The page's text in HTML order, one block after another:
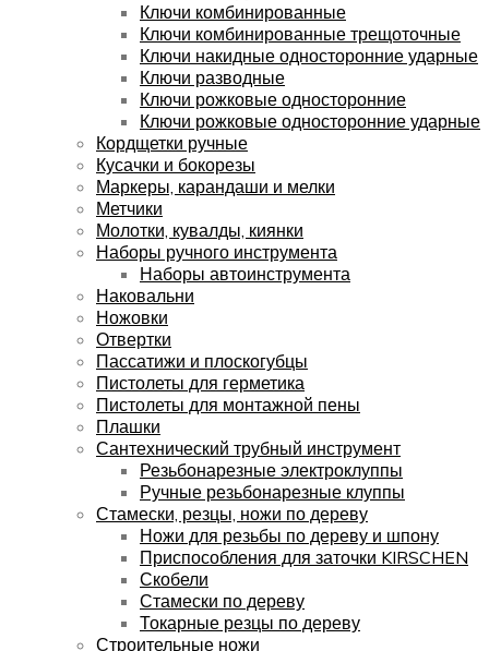
Ключи комбинированные
Ключи комбинированные трещоточные
Ключи накидные односторонние ударные
Ключи разводные
Ключи рожковые односторонние
Ключи рожковые односторонние ударные
Кордщетки ручные
Кусачки и бокорезы
Маркеры, карандаши и мелки
Метчики
Молотки, кувалды, киянки
Наборы ручного инструмента
Наборы автоинструмента
Наковальни
Ножовки
Отвертки
Пассатижи и плоскогубцы
Пистолеты для герметика
Пистолеты для монтажной пены
Плашки
Сантехнический трубный инструмент
Резьбонарезные электроклуппы
Ручные резьбонарезные клуппы
Стамески, резцы, ножи по дереву
Ножи для резьбы по дереву и шпону
Приспособления для заточки KIRSCHEN
Скобели
Стамески по дереву
Токарные резцы по дереву
Строительные ножи